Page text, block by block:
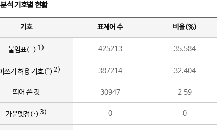
석 기호별 현황
기호 표제어 수 비율(%)
붙임표(-) 1) 425213 35.584
쓰기 허용 기호(^) 2) 387214 32.404
띄어 쓴 것 30947 2.59
가운뎃점(·) 3) 0 0